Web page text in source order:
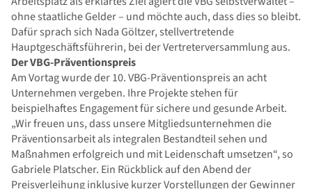
ohne staatliche Gelder – und möchte auch, dass dies so bleibt.
Dafür sprach sich Nada Göltzer, stellvertretende
Hauptgeschäftsführerin, bei der Vertreterversammlung aus.
Der VBG-Präventionspreis
Am Vortag wurde der 10. VBG-Präventionspreis an acht
Unternehmen vergeben. Ihre Projekte stehen für
beispielhaftes Engagement für sichere und gesunde Arbeit.
„Wir freuen uns, dass unsere Mitgliedsunternehmen die
Präventionsarbeit als integralen Bestandteil sehen und
Maßnahmen erfolgreich und mit Leidenschaft umsetzen“, so
Gabriele Platscher. Ein Rückblick auf den Abend der
Preisverleihung inklusive kurzer Vorstellungen der Gewinner